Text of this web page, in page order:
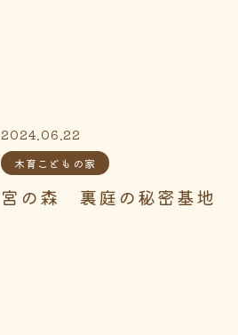
2024.06.22
木育こどもの家
宮の森 裏庭の秘密基地